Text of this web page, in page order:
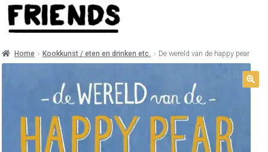
Home Kookkunst / eten en drinken etc. De wereld van de happy pear